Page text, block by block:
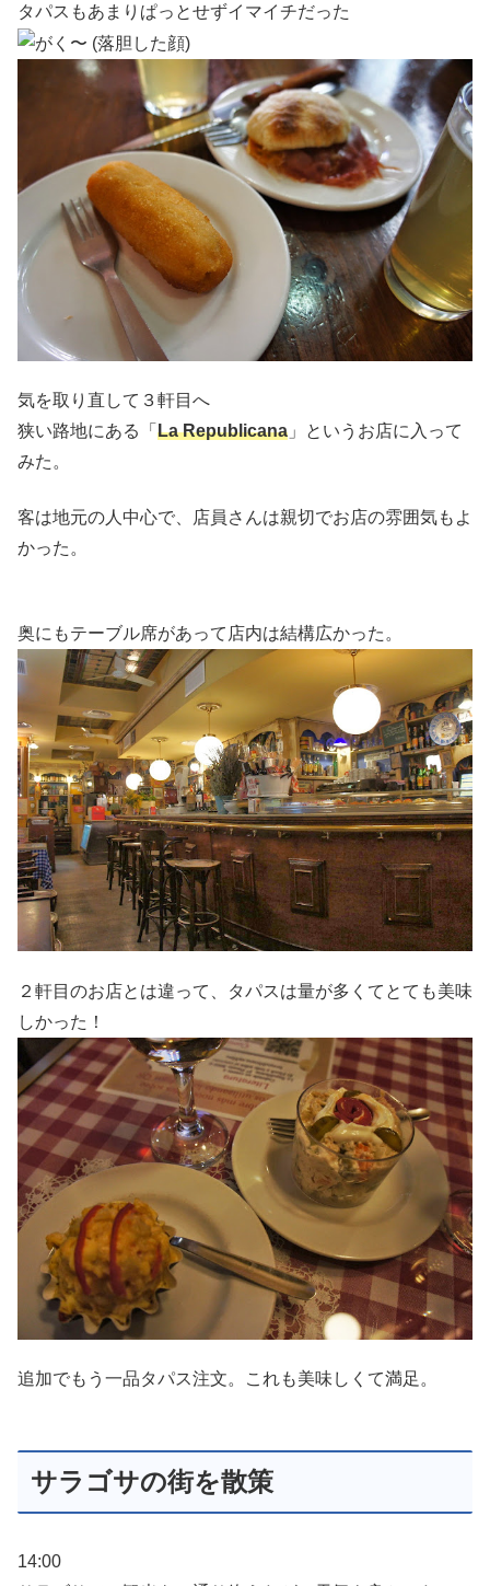
タパスもあまりぱっとせずイマイチだった
気を取り直して３軒目へ
狭い路地にある「 La Republicana 」というお店に入って
みた。
客は地元の人中心で、店員さんは親切でお店の雰囲気もよ
かった。
奥にもテーブル席があって店内は結構広かった。
２軒目のお店とは違って、タパスは量が多くてとても美味
しかった！
追加でもう一品タパス注文。これも美味しくて満足。
サラゴサの街を散策
14:00